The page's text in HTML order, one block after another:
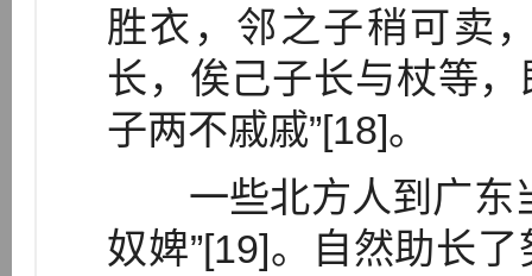
胜衣，邻之子稍可卖
长，俟己子长与杖等
子两不戚戚”[18]。
一些北方人到广东
奴婢”[19]。自然助长